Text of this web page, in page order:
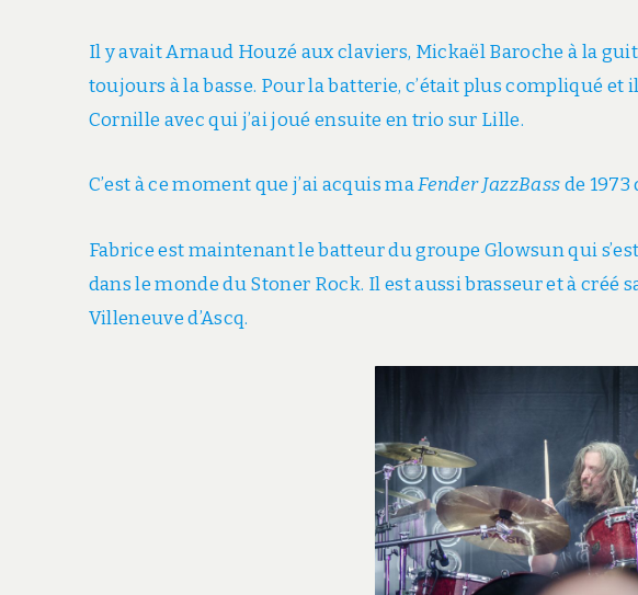
Il y avait Arnaud Houzé aux claviers, Mickaël Baroche à la
toujours à la basse. Pour la batterie, c’était plus compliqué et
Cornille avec qui j’ai joué ensuite en trio sur Lille.
C’est à ce moment que j’ai acquis maFender JazzBassde 1973
Fabrice est maintenant le batteur du groupe Glowsun qui
dans le monde du Stoner Rock. Il est aussi brasseur et à créé
Villeneuve d’Ascq.